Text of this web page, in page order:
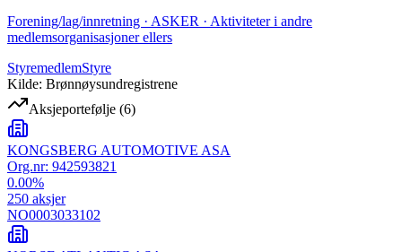
Forening/lag/innretning · ASKER · Aktiviteter i andre
medlemsorganisasjoner ellers
StyremedlemStyre
Kilde: Brønnøysundregistrene
Aksjeportefølje (6)
KONGSBERG AUTOMOTIVE ASA
Org.nr: 942593821
0.00%
250 aksjer
NO0003033102